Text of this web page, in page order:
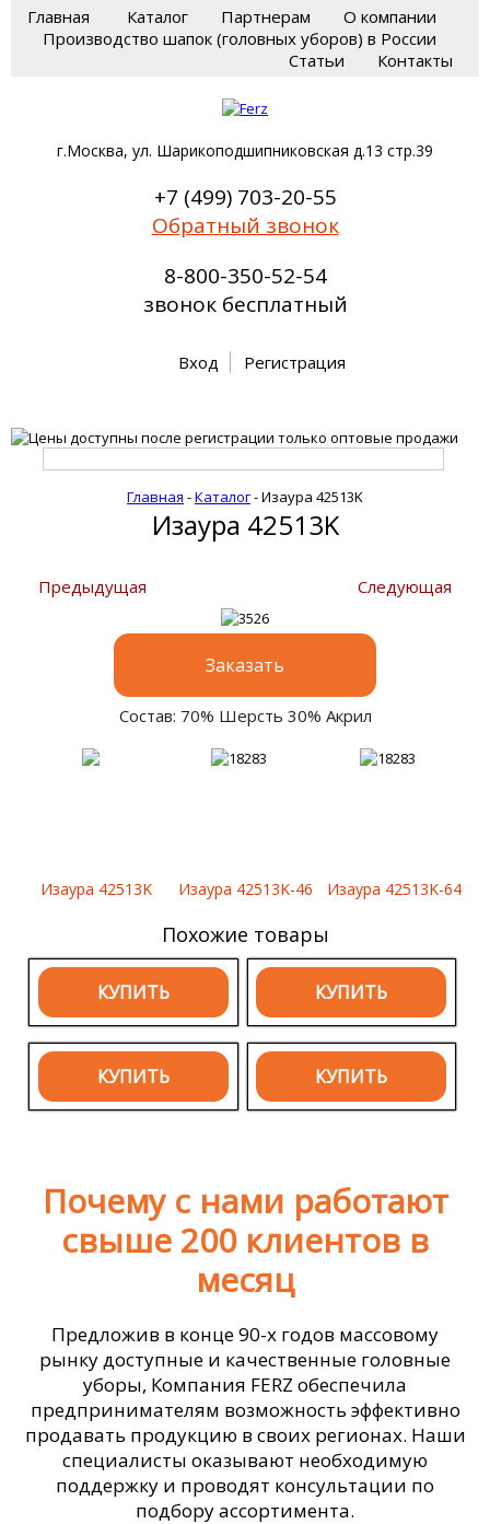
Главная Каталог Партнерам
О компании
Производство шапок (головных уборов) в России
Статьи
Контакты
г.Москва, ул. Шарикоподшипниковская д.13 стр.39
+7 (499) 703-20-55
Обратный звонок
8-800-350-52-54
звонок бесплатный
Вход Регистрация
Главная -Каталог-Изаура 42513K
Изаура 42513K
Предыдущая Следующая
Заказать
Состав: 70% Шерсть 30% Акрил
Изаура 42513K Изаура 42513K-46 Изаура 42513K-64
Похожие товары
КУПИТЬ КУПИТЬ
КУПИТЬ КУПИТЬ
Почему с нами работают
свыше 200 клиентов в
месяц
Предложив в конце 90-х годов массовому
рынку доступные и качественные головные
уборы, Компания FERZ обеспечила
предпринимателям возможность эффективно
продавать продукцию в своих регионах. Наши
специалисты оказывают необходимую
поддержку и проводят консультации по
подбору ассортимента.